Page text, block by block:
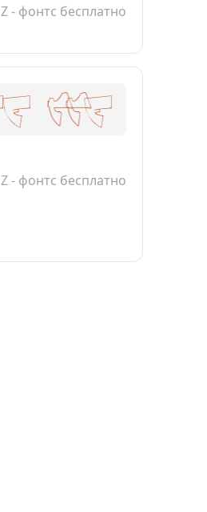
Z - фонтс бесплатно
Z - фонтс бесплатно